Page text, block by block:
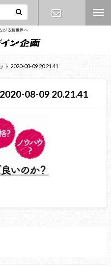
がる新世界へ
ト 2020-08-09 20.21.41
08-09 20.21.41